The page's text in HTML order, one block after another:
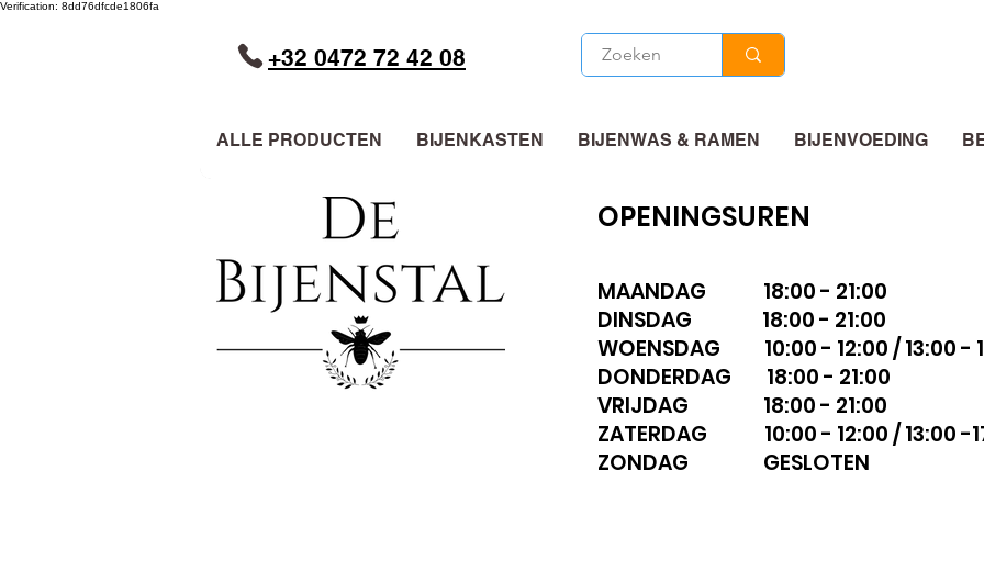
Verification: 8dd76dfcde1806fa
+32 0472 72 42 08
ALLE PRODUCTEN BIJENKASTEN BIJENWAS & RAMEN BIJENVOEDING
OPENINGSUREN
MAANDAG 18:00 - 21:00
DINSDAG 18:00 - 21:00
WOENSDAG 10:00 - 12:00 / 13:00 -
DONDERDAG 18:00 - 21:00
VRIJDAG 18:00 - 21:00
ZATERDAG 10:00 - 12:00 / 13:00 -
ZONDAG GESLOTEN